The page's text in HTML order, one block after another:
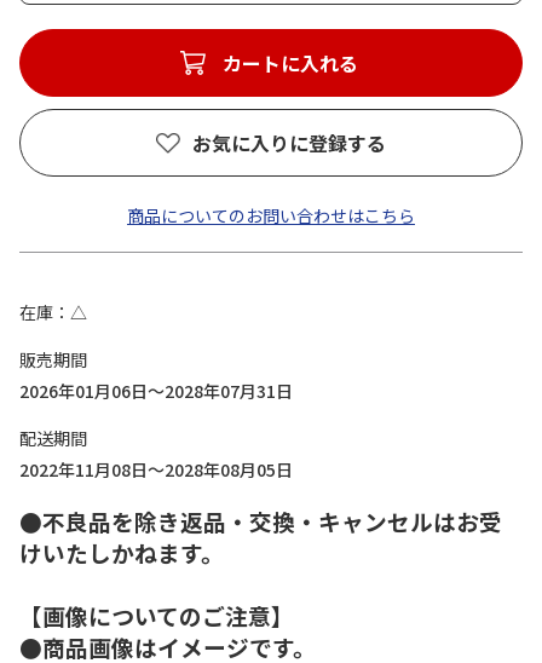
カートに入れる
お気に入りに登録する
商品についてのお問い合わせはこちら
在庫
△
販売期間
2026年01月06日～2028年07月31日
配送期間
2022年11月08日～2028年08月05日
●不良品を除き返品・交換・キャンセルはお受
けいたしかねます。
【画像についてのご注意】
●商品画像はイメージです。